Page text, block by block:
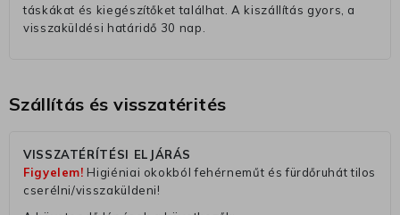
táskákat és kiegészítőket találhat. A kiszállítás gyors, a
visszaküldési határidő 30 nap.
Szállítás és visszatérités
VISSZATÉRÍTÉSI ELJÁRÁS
Figyelem! Higiéniai okokból fehérneműt és fürdőruhát tilos
cserélni/visszaküldeni!